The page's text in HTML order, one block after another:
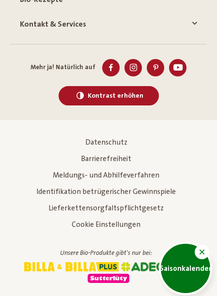
Saisonkalender
Kontakt & Services
Mehr ja! Natürlich auf
Kontrast erhöhen
Datenschutz
Barrierefreiheit
Meldungs- und Abhilfeverfahren
Identifikation betrügerischer Gewinnspiele
Lieferkettensorgfaltspflichtgesetz
Cookie Einstellungen
Unsere Bio-Produkte gibt's nur bei: